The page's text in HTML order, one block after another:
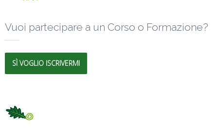
Vuoi partecipare a un Corso o Formazione?
SÌ VOGLIO ISCRIVERMI